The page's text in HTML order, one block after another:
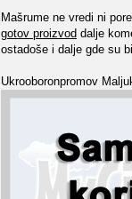
Mašrume ne vredi ni
gotov proizvod dalje
ostadoše i dalje gde su
Ukrooboronpromov